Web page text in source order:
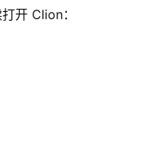
开 Clion：